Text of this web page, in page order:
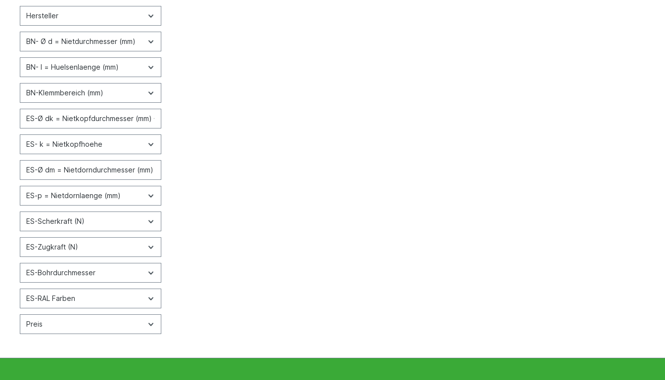
Hersteller
BN- Ø d = Nietdurchmesser (mm)
BN- l = Huelsenlaenge (mm)
BN-Klemmbereich (mm)
ES-Ø dk = Nietkopfdurchmesser (mm)
ES- k = Nietkopfhoehe
ES-Ø dm = Nietdorndurchmesser (mm)
ES-p = Nietdornlaenge (mm)
ES-Scherkraft (N)
ES-Zugkraft (N)
ES-Bohrdurchmesser
ES-RAL Farben
Preis